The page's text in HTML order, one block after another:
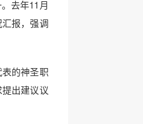
去年11月
报，强调
的神圣职
提出建议议